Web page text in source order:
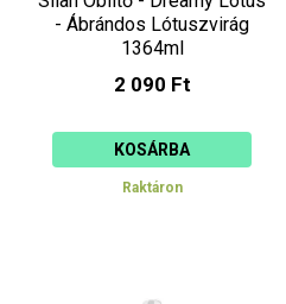
- Ábrándos Lótuszvirág
1364ml
2 090 Ft
KOSÁRBA
Raktáron